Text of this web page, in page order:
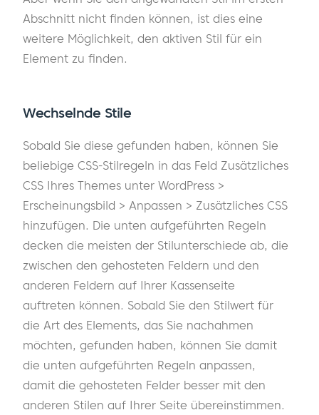
Abschnitt nicht finden können, ist dies eine
weitere Möglichkeit, den aktiven Stil für ein
Element zu finden.
Wechselnde Stile
Sobald Sie diese gefunden haben, können Sie
beliebige CSS-Stilregeln in das Feld Zusätzliches
CSS Ihres Themes unter WordPress >
Erscheinungsbild > Anpassen > Zusätzliches CSS
hinzufügen. Die unten aufgeführten Regeln
decken die meisten der Stilunterschiede ab, die
zwischen den gehosteten Feldern und den
anderen Feldern auf Ihrer Kassenseite
auftreten können. Sobald Sie den Stilwert für
die Art des Elements, das Sie nachahmen
möchten, gefunden haben, können Sie damit
die unten aufgeführten Regeln anpassen,
damit die gehosteten Felder besser mit den
anderen Stilen auf Ihrer Seite übereinstimmen.